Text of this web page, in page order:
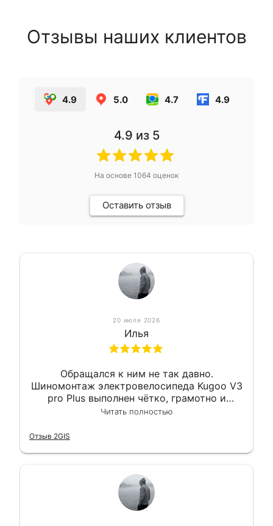
Отзывы наших клиентов
4.9 5.0 4.7 4.9
4.9 из 5
На основе 1064 оценок
Оставить отзыв
20 июля 2026
Илья
Обращался к ним не так давно.
Шиномонтаж электровелосипеда Kugoo V3
pro Plus выполнен чётко, грамотно и
квалифицированно. Всё сделано
Читать полностью
Отзыв 2GIS